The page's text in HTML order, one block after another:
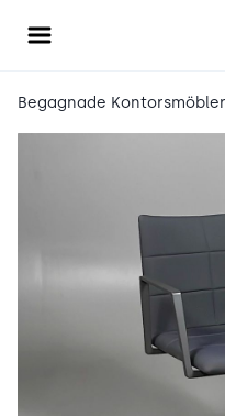
Öppna meny
Begagnade Kontorsmöbler